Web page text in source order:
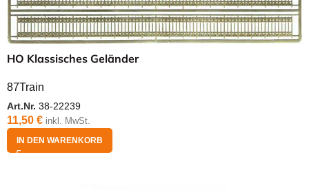
HO Klassisches Geländer
87Train
Art.Nr. 38-22239
11,50 € inkl. MwSt.
IN DEN WARENKORB